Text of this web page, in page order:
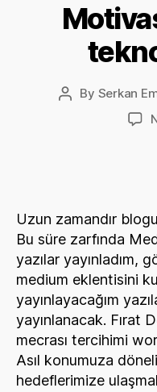
Post
By Serkan
Uzun zamandır
Bu süre zarfında
yazılar yayınladım,
medium eklentisini
yayınlayacağım
yayınlanacak. Fırat
mecrası tercihimi
Asıl konumuza
hedeflerimize